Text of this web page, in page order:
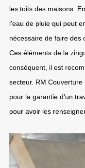
les toits des maisons.
l'eau de pluie qui peut
nécessaire de faire des
Ces éléments de la
conséquent, il est
secteur. RM
pour la garantie d'un
pour avoir les